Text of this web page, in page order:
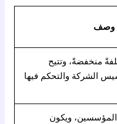
وصف
منخفضةً، وتتيح
الشركة والتحكم فيها
ويكون